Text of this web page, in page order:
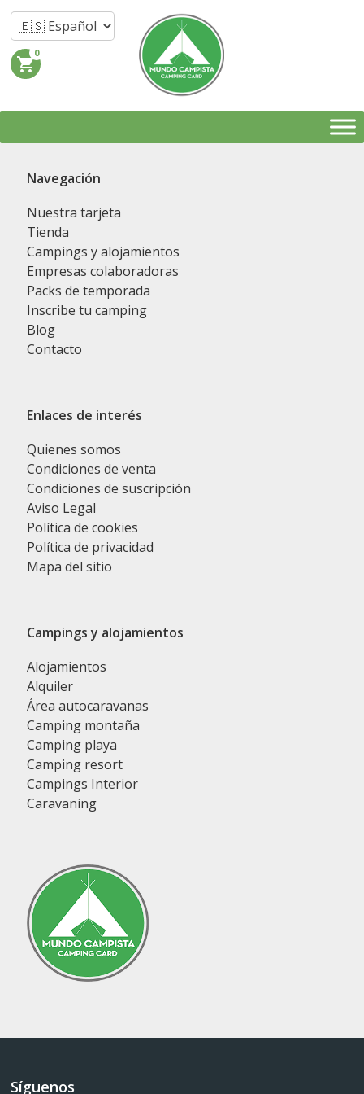
shopping_cart
0
Navegación
Nuestra tarjeta
Tienda
Campings y alojamientos
Empresas colaboradoras
Packs de temporada
Inscribe tu camping
Blog
Contacto
Enlaces de interés
Quienes somos
Condiciones de venta
Condiciones de suscripción
Aviso Legal
Política de cookies
Política de privacidad
Mapa del sitio
Campings y alojamientos
Alojamientos
Alquiler
Área autocaravanas
Camping montaña
Camping playa
Camping resort
Campings Interior
Caravaning
Síguenos